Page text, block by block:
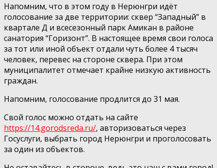
Напомним, что в этом году в Нерюнгри идёт
голосование за две территории: сквер “Западный” в
квартале Д и всесезонный парк Амикан в районе
санатория “Горизонт”. В настоящее время свои голоса
за тот или иной объект отдали чуть более 4 тысяч
человек, перевес на стороне сквера. При этом
муниципалитет отмечает крайне низкую активность
граждан.
Напомним, голосование продлится до 31 мая.
Свой голос можно отдать на сайте
https://14.gorodsreda.ru/, авторизоваться через
Госуслуги, выбрать город Нерюнгри и проголосовать
за один из объектов.